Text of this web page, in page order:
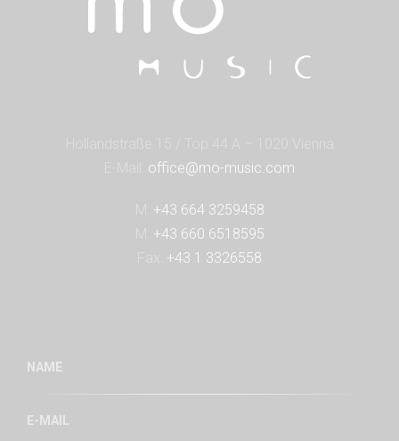
office@mo-music.com
+43 664 3259458
+43 660 6518595
+43 1 3326558